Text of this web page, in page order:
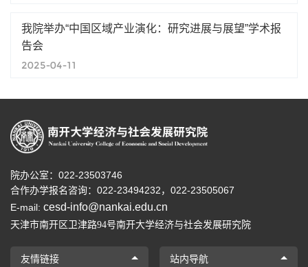
我院举办“中国区域产业演化：研究进展与展望”学术报
告会
2025-04-11
院办公室：022-23503746
合作办学报名咨询： 022-23494232， 022-23505067
E-mail: cesd-info@nankai.edu.cn
天津市南开区卫津路94号南开大学经济与社会发展研究院
友情链接 站内导航